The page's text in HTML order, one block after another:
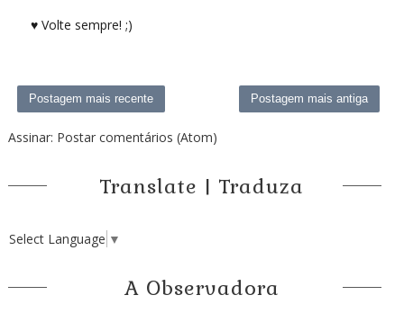
♥ Volte sempre! ;)
Postagem mais recente Postagem mais antiga
Assinar: Postar comentários (Atom)
Translate | Traduza
Select Language ▼
A Observadora